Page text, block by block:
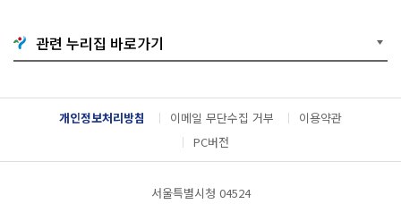
기
G
o
g
l
e
e
서
다
운
관련 누리집 바로가기
개인정보처리방침 이메일 무단수집 거부
이용약관
PC버전
서울특별시청 04524